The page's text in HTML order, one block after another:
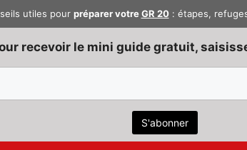
utiles pour préparer votreGR 20: étapes,
recevoir le mini guide gratuit,